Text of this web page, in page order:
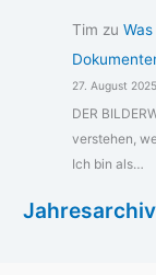
Tim zu
27. August 2025
DER
verstehen,
Ich bin als…
Jahresarchiv